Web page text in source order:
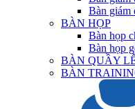
Bàn giám
BÀN HỌP
Bàn họp
Bàn họp
BÀN QUẦY
BÀN